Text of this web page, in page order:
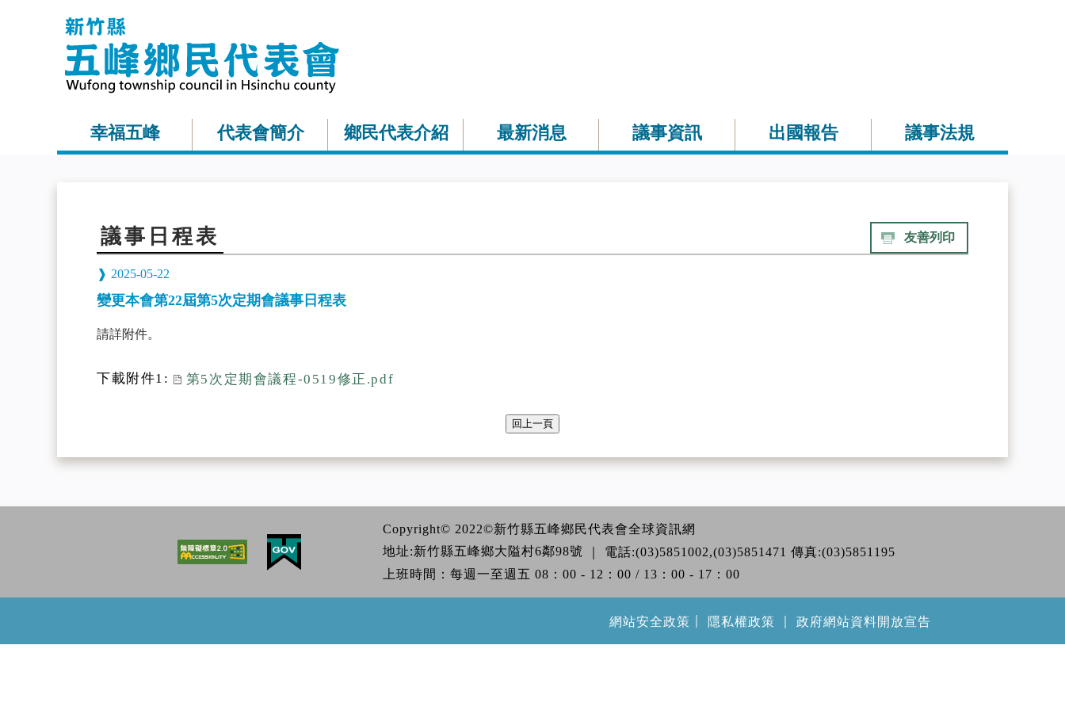
幸福五峰 代表會簡介 鄉民代表介紹 最新消息 議事資訊 出國報告 議事法規
議事日程表 友善列印
2025-05-22
變更本會第22屆第5次定期會議事日程表
請詳附件。
下載附件1: 第5次定期會議程-0519修正.pdf
回上一頁
Copyright© 2022©新竹縣五峰鄉民代表會全球資訊網
地址:新竹縣五峰鄉大隘村6鄰98號
電話:(03)5851002,(03)5851471 傳真:(03)5851195
上班時間：每週一至週五 08：00 - 12：00 / 13：00 - 17：00
網站安全政策 隱私權政策 政府網站資料開放宣告